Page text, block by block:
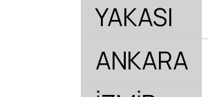
YAKASI
ANKARA